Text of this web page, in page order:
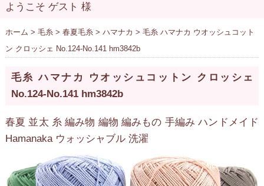
ようこそ ゲスト 様
ホーム > 毛糸> 春夏毛糸> ハマナカ > 毛糸 ハマナカ ウオッシュコット
ン クロッシェ No.124-No.141 hm3842b
毛糸 ハマナカ ウオッシュコットン クロッシェ
No.124-No.141 hm3842b
春夏 並太 糸 編み物 編物 編みもの 手編み ハンドメイド
Hamanaka ウォッシャブル 洗濯